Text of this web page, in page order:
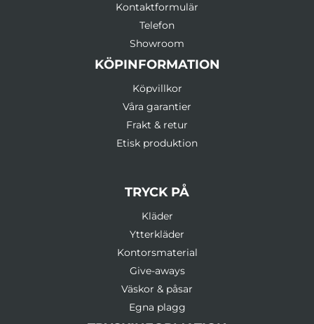
Kontaktformulär
Telefon
Showroom
KÖPINFORMATION
Köpvillkor
Våra garantier
Frakt & retur
Etisk produktion
TRYCK PÅ
Kläder
Ytterkläder
Kontorsmaterial
Give-aways
Väskor & påsar
Egna plagg